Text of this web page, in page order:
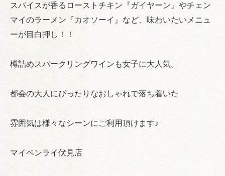
スパイスが香るローストチキン『ガイヤーン』やチェン
マイのラーメン『カオソーイ』など、味わいたいメニュ
ーが目白押し！！
樽詰めスパークリングワインも女子に大人気。
都会の大人にぴったりなおしゃれで落ち着いた
雰囲気は様々なシーンにご利用頂けます♪
マイペンライ伏見店